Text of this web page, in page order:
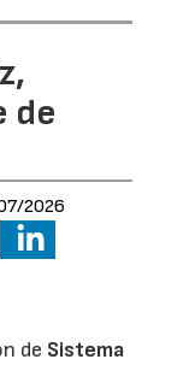
de
2026
de Sistema